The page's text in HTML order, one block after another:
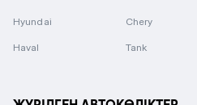
Hyundai Chery
Haval Tank